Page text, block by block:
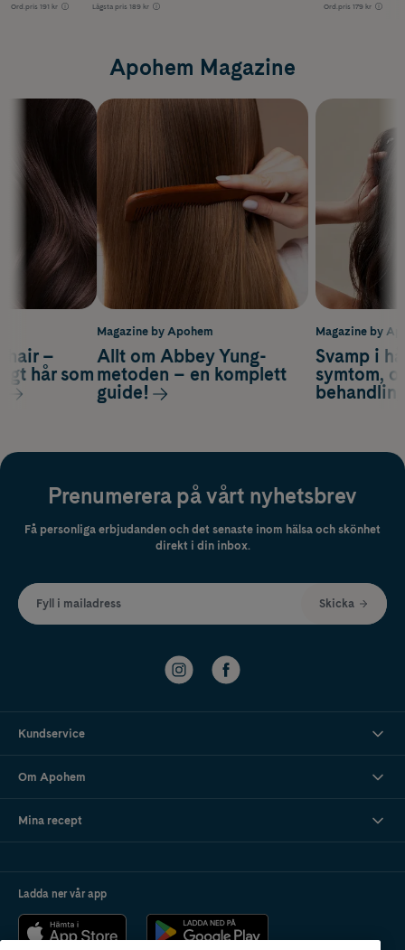
Ord.pris 191 kr Lägsta pris 189 kr Ord.pris 179 kr
Apohem Magazine
Magazine by
Svamp i
symtom,
hair –
hår som
Magazine by Apohem
Allt om Abbey Yung-
metoden – en komplett
guide!
Prenumerera på vårt nyhetsbrev
Få personliga erbjudanden och det senaste inom hälsa och skönhet
direkt i din inbox.
Fyll i mailadress Skicka
Kundservice
Om Apohem
Mina recept
Ladda ner vår app